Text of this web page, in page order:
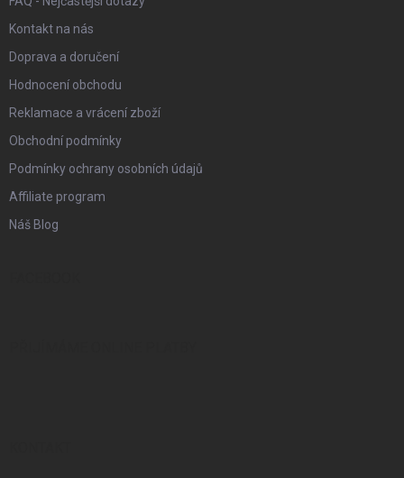
Kontakt na nás
Doprava a doručení
Hodnocení obchodu
Reklamace a vrácení zboží
Obchodní podmínky
Podmínky ochrany osobních údajů
Affiliate program
Náš Blog